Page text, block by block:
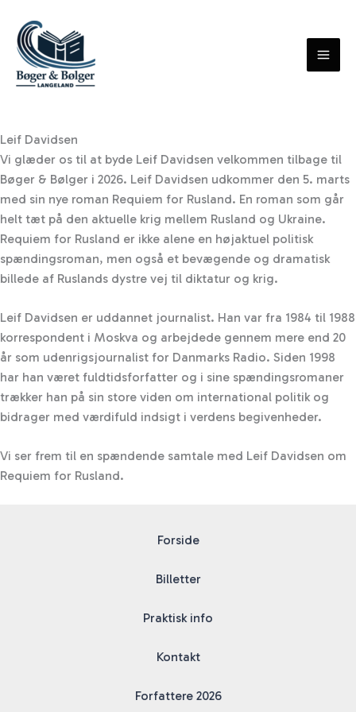
content
Leif Davidsen
Vi glæder os til at byde Leif Davidsen velkommen tilbage til
Bøger & Bølger i 2026. Leif Davidsen udkommer den 5. marts
med sin nye roman Requiem for Rusland. En roman som går
helt tæt på den aktuelle krig mellem Rusland og Ukraine.
Requiem for Rusland er ikke alene en højaktuel politisk
spændingsroman, men også et bevægende og dramatisk
billede af Ruslands dystre vej til diktatur og krig.
Leif Davidsen er uddannet journalist. Han var fra 1984 til 1988
korrespondent i Moskva og arbejdede gennem mere end 20
år som udenrigsjournalist for Danmarks Radio. Siden 1998
har han været fuldtidsforfatter og i sine spændingsromaner
trækker han på sin store viden om international politik og
bidrager med værdifuld indsigt i verdens begivenheder.
Vi ser frem til en spændende samtale med Leif Davidsen om
Requiem for Rusland.
Forside
Billetter
Praktisk info
Kontakt
Forfattere 2026